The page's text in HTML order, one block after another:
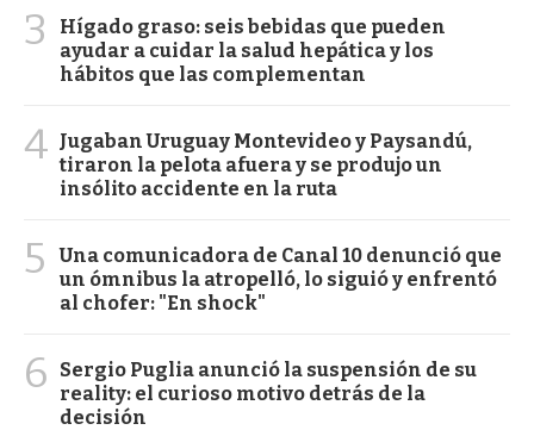
3
Hígado graso: seis bebidas que pueden
ayudar a cuidar la salud hepática y los
hábitos que las complementan
4 Jugaban Uruguay Montevideo y Paysandú,
tiraron la pelota afuera y se produjo un
insólito accidente en la ruta
5
Una comunicadora de Canal 10 denunció que
un ómnibus la atropelló, lo siguió y enfrentó
al chofer: "En shock"
6
Sergio Puglia anunció la suspensión de su
reality: el curioso motivo detrás de la
decisión